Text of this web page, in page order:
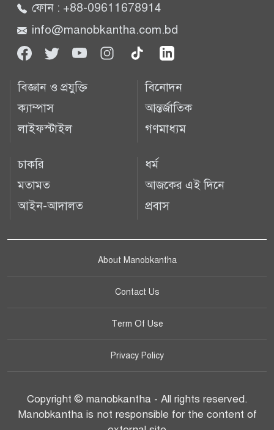
ফোন : +88-09611678914
info@manobkantha.com.bd
বিজ্ঞান ও প্রযুক্তি
ক্যাম্পাস
লাইফস্টাইল
বিনোদন
আন্তর্জাতিক
গণমাধ্যম
চাকরি
মতামত
আইন-আদালত
ধর্ম
আজকের এই দিনে
প্রবাস
About Manobkantha
Contact Us
Term Of Use
Privacy Policy
Copyright © manobkantha - All rights reserved.
Manobkantha is not responsible for the content of